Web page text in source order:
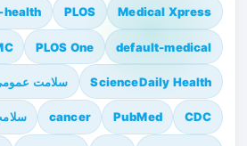
Medical Xpress
PLOS
default-medical
PLOS One
ScienceDaily Health سلامت
CDC
PubMed
cancer